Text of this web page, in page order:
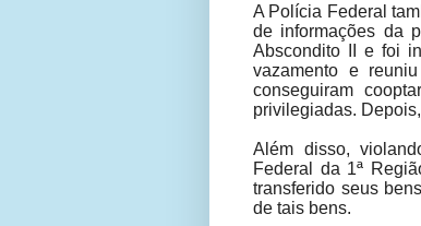
A Polícia Federal
de informações da
Abscondito II e foi
vazamento e
conseguiram
privilegiadas.
Além disso,
Federal da 1ª
transferido seus
de tais bens.